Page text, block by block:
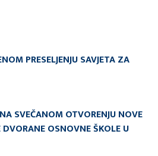
PRESELJENJU SAVJETA ZA
SVEČANOM OTVORENJU NOVE
OSNOVNE ŠKOLE U